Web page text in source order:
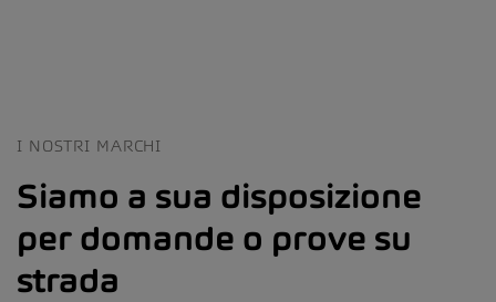
I NOSTRI MARCHI
Siamo a sua disposizione
per domande o prove su
strada